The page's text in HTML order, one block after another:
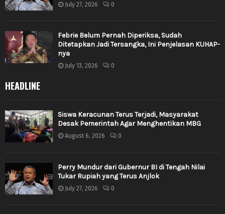
July 27, 2026 0
Febrie Belum Pernah Diperiksa, Sudah
Ditetapkan Jadi Tersangka, Ini Penjelasan KUHAP-
nya
July 13, 2026 0
HEADLINE
Siswa Keracunan Terus Terjadi, Masyarakat
Desak Pemerintah Agar Menghentikan MBG
August 6, 2026 0
Perry Mundur dari Gubernur BI di Tengah Nilai
Tukar Rupiah yang Terus Anjlok
July 27, 2026 0